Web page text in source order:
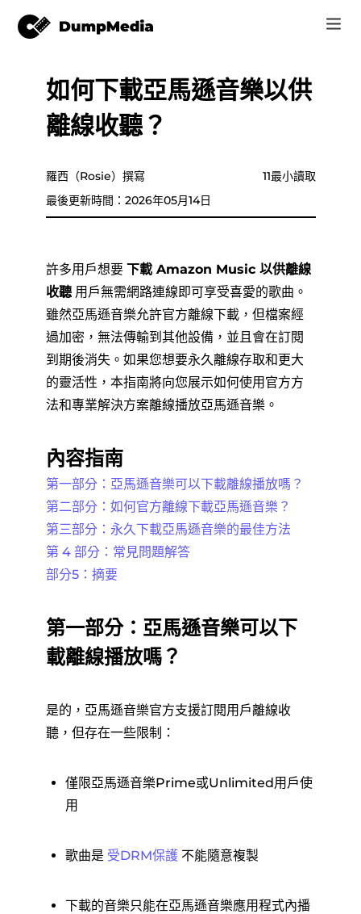
Spotify 轉 mp3
YouTube 音樂 MP3
蘋果音樂 MP3
亞馬遜音樂到 MP3
蘇諾至 MP3
登錄
如何下載亞馬遜音樂以供
離線收聽？
羅西（Rosie）撰寫
最後更新時間：2026年05月14日
11最小讀取
許多用戶想要 下載 Amazon Music 以供離線
收聽用戶無需網路連線即可享受喜愛的歌曲。
雖然亞馬遜音樂允許官方離線下載，但檔案經
過加密，無法傳輸到其他設備，並且會在訂閱
到期後消失。如果您想要永久離線存取和更大
的靈活性，本指南將向您展示如何使用官方方
法和專業解決方案離線播放亞馬遜音樂。
內容指南
第一部分：亞馬遜音樂可以下載離線播放嗎？
第二部分：如何官方離線下載亞馬遜音樂？
第三部分：永久下載亞馬遜音樂的最佳方法
第 4 部分：常見問題解答
部分5：摘要
第一部分：亞馬遜音樂可以下
載離線播放嗎？
是的，亞馬遜音樂官方支援訂閱用戶離線收
聽，但存在一些限制：
僅限亞馬遜音樂Prime或Unlimited用戶使
用
歌曲是 受DRM保護不能隨意複製
下載的音樂只能在亞馬遜音樂應用程式內播